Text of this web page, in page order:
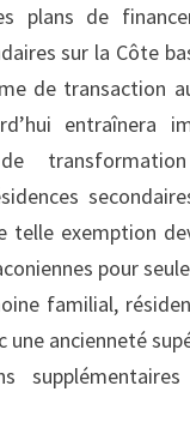
plans de
sur la Côte
de transaction
entraînera
telle exemption
pour
familial,
une ancienneté